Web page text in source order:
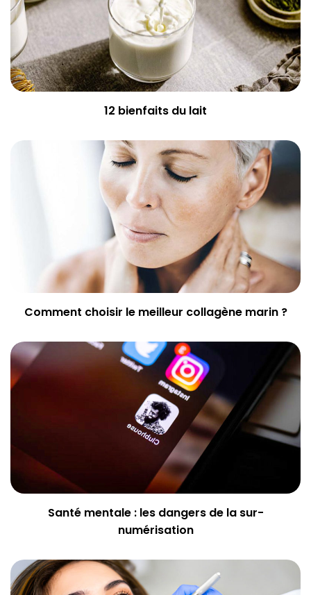
12 bienfaits du lait
Comment choisir le meilleur collagène marin ?
Santé mentale : les dangers de la sur-
numérisation